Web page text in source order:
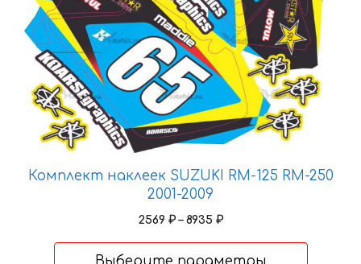
Комплект наклеек SUZUKI RM-125 RM-250
2001-2009
2569 ₽ – 8935 ₽Диапазон
товара.